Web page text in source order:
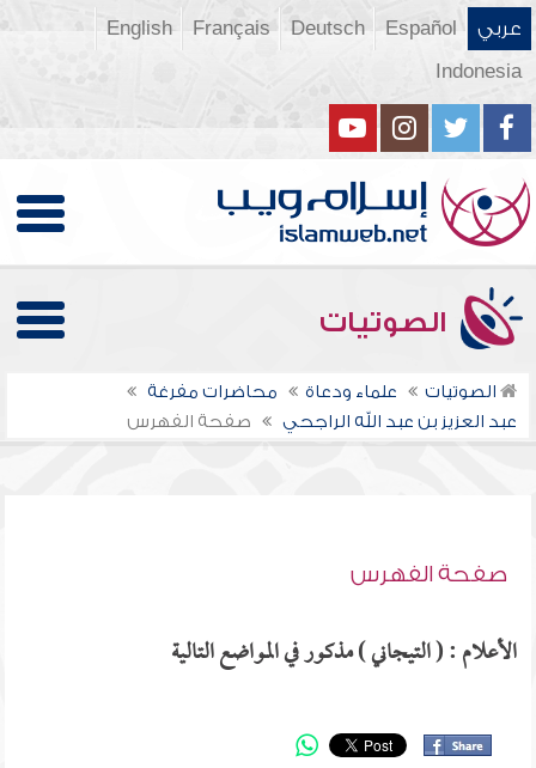
عربي Español
Deutsch
Français
English
Indonesia
الصوتيات
الصوتيات علماء ودعاة
محاضرات مفرغة
عبد العزيز بن عبد الله الراجحي
صفحة الفهرس
صفحة الفهرس
الأعلام : ( التيجاني ) مذكور في المواضع التالية